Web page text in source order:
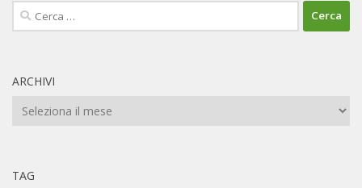
Ricerca
per:
ARCHIVI
Archivi
TAG